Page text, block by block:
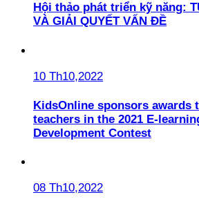
Hội thảo phát triển kỹ năng:
VÀ GIẢI QUYẾT VẤN ĐỀ
10 Th10,2022
KidsOnline sponsors awards
teachers in the 2021 E-
Development Contest
08 Th10,2022